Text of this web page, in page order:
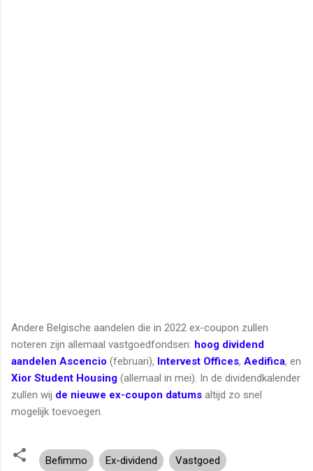
Andere Belgische aandelen die in 2022 ex-coupon zullen
noteren zijn allemaal vastgoedfondsen: hoog dividend
aandelen Ascencio (februari), Intervest Offices, Aedifica, en
Xior Student Housing (allemaal in mei). In de dividendkalender
zullen wij de nieuwe ex-coupon datums altijd zo snel
mogelijk toevoegen.
Befimmo Ex-dividend Vastgoed